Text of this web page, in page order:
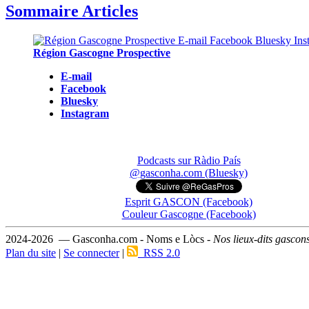
Sommaire Articles
Région Gascogne Prospective
E-mail
Facebook
Bluesky
Instagram
Podcasts sur Ràdio País
@gasconha.com (Bluesky)
Esprit GASCON (Facebook)
Couleur Gascogne (Facebook)
2024-2026 — Gasconha.com - Noms e Lòcs - Nos lieux-dits
Plan du site | Se connecter| RSS 2.0